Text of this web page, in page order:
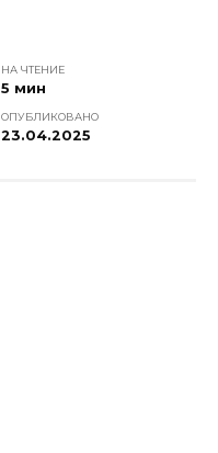
НА ЧТЕНИЕ
5 мин
ОПУБЛИКОВАНО
23.04.2025